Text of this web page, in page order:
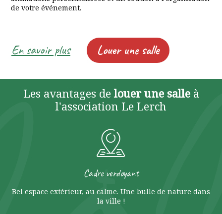
de votre événement.
En savoir plus Louer une salle
Les avantages de louer une salleà
l'association Le Lerch
Cadre verdoyant
Bel espace extérieur, au calme. Une bulle de nature dans
la ville !